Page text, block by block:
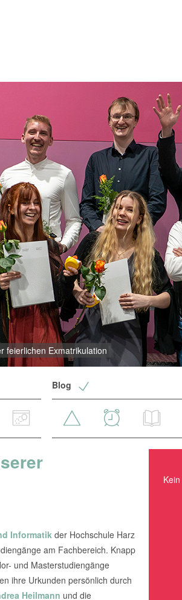
feierlichen Exmatrikulation
Blog
Informatik der Hochschule Harz
am Fachbereich. Knapp
und Masterstudiengänge
ihre Urkunden persönlich durch
Heilmann und die